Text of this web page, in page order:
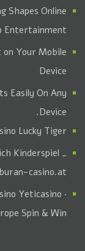
Shapes Online
Entertainment
on Your Mobile
Device
Easily On Any
Device.
Lucky Tiger
Kinderspiel _
casino.at
Yeticasino ·
Spin & Win